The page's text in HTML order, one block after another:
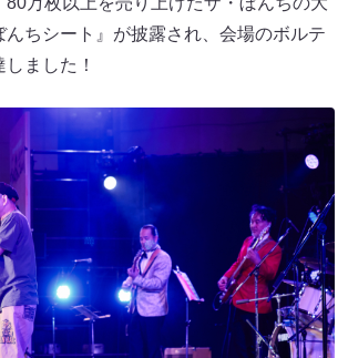
んちシート』が披露され、会場のボルテ
ました！